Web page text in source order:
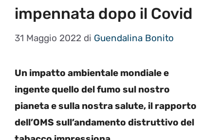
impennata dopo il Covid
31 Maggio 2022 di Guendalina Bonito
Un impatto ambientale mondiale e
ingente quello del fumo sul nostro
pianeta e sulla nostra salute, il rapporto
dell’OMS sull’andamento distruttivo del